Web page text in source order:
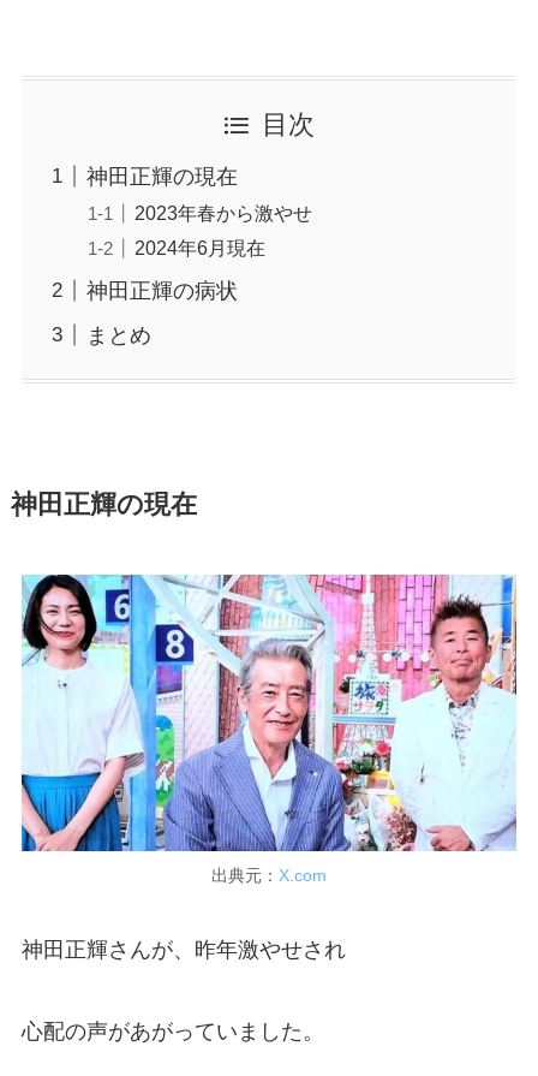
目次
神田正輝の現在
2023年春から激やせ
2024年6月現在
神田正輝の病状
まとめ
神田正輝の現在
出典元： X.com
神田正輝さんが、昨年激やせされ
心配の声があがっていました。